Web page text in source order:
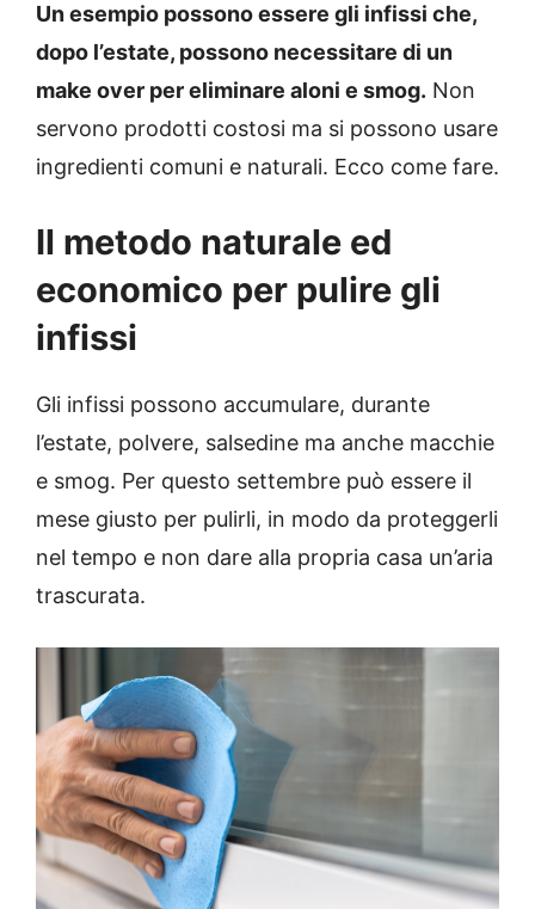
Un esempio possono essere gli infissi che,
dopo l’estate, possono necessitare di un
make over per eliminare aloni e smog. Non
servono prodotti costosi ma si possono usare
ingredienti comuni e naturali. Ecco come fare.
Il metodo naturale ed
economico per pulire gli
infissi
Gli infissi possono accumulare, durante
l’estate, polvere, salsedine ma anche macchie
e smog. Per questo settembre può essere il
mese giusto per pulirli, in modo da proteggerli
nel tempo e non dare alla propria casa un’aria
trascurata.